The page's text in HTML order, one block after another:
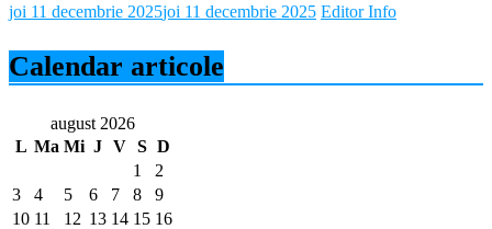
joi 11 decembrie 2025joi 11 decembrie 2025 Editor Info
Calendar articole
august 2026
L Ma Mi J V S D
1
2
3
4 5 6 7 8
9
10 11 12 13 14 15 16